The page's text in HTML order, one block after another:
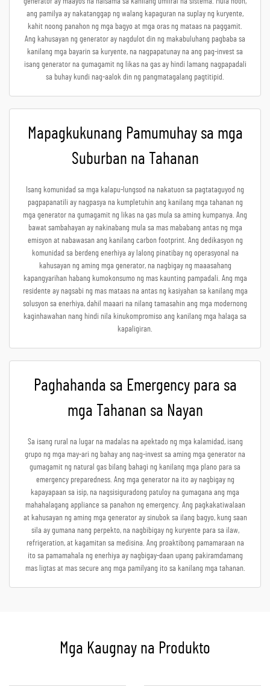
ang pamilya ay nakatanggap ng walang kapaguran na suplay ng kuryente,
kahit noong panahon ng mga bagyo at mga oras ng mataas na paggamit.
Ang kahusayan ng generator ay nagdulot din ng makabuluhang pagbaba sa
kanilang mga bayarin sa kuryente, na nagpapatunay na ang pag-invest sa
isang generator na gumagamit ng likas na gas ay hindi lamang nagpapadali
sa buhay kundi nag-aalok din ng pangmatagalang pagtitipid.
Mapagkukunang Pamumuhay sa mga
Suburban na Tahanan
Isang komunidad sa mga kalapu-lungsod na nakatuon sa pagtataguyod ng
pagpapanatili ay nagpasya na kumpletuhin ang kanilang mga tahanan ng
mga generator na gumagamit ng likas na gas mula sa aming kumpanya. Ang
bawat sambahayan ay nakinabang mula sa mas mababang antas ng mga
emisyon at nabawasan ang kanilang carbon footprint. Ang dedikasyon ng
komunidad sa berdeng enerhiya ay lalong pinatibay ng operasyonal na
kahusayan ng aming mga generator, na nagbigay ng maaasahang
kapangyarihan habang kumokonsumo ng mas kaunting pampadali. Ang mga
residente ay nagsabi ng mas mataas na antas ng kasiyahan sa kanilang mga
solusyon sa enerhiya, dahil maaari na nilang tamasahin ang mga modernong
kaginhawahan nang hindi nila kinukompromiso ang kanilang mga halaga sa
kapaligiran.
Paghahanda sa Emergency para sa
mga Tahanan sa Nayan
Sa isang rural na lugar na madalas na apektado ng mga kalamidad, isang
grupo ng mga may-ari ng bahay ang nag-invest sa aming mga generator na
gumagamit ng natural gas bilang bahagi ng kanilang mga plano para sa
emergency preparedness. Ang mga generator na ito ay nagbigay ng
kapayapaan sa isip, na nagsisiguradong patuloy na gumagana ang mga
mahahalagang appliance sa panahon ng emergency. Ang pagkakatiwalaan
at kahusayan ng aming mga generator ay sinubok sa ilang bagyo, kung saan
sila ay gumana nang perpekto, na nagbibigay ng kuryente para sa ilaw,
refrigeration, at kagamitan sa medisina. Ang proaktibong pamamaraan na
ito sa pamamahala ng enerhiya ay nagbigay-daan upang pakiramdamang
mas ligtas at mas secure ang mga pamilyang ito sa kanilang mga tahanan.
Mga Kaugnay na Produkto